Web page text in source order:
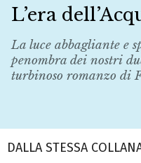
L’era
La luce abbagliante e
penombra dei nostri
turbinoso romanzo di
DALLA STESSA